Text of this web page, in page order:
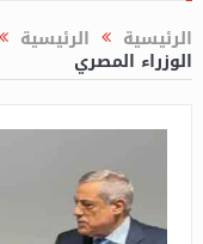
التاريخ الإنساني
بلعريبي يكشف
منظمات دولية
الانسان أكثر من
الرئيسية الرئيسية
الوزراء المصري